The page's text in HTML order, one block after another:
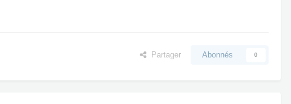
Partager Abonnés 0